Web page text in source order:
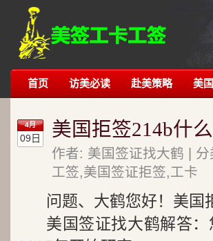
首页 访美必读 赴美策略 美
4月
09日 美国拒签214b什
作者: 美国签证找大鹤 | 分
工签,美国签证拒签,工卡
问题、大鹤您好！美国
美国签证找大鹤解答